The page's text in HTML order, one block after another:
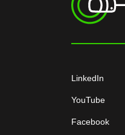
LinkedIn
YouTube
Facebook